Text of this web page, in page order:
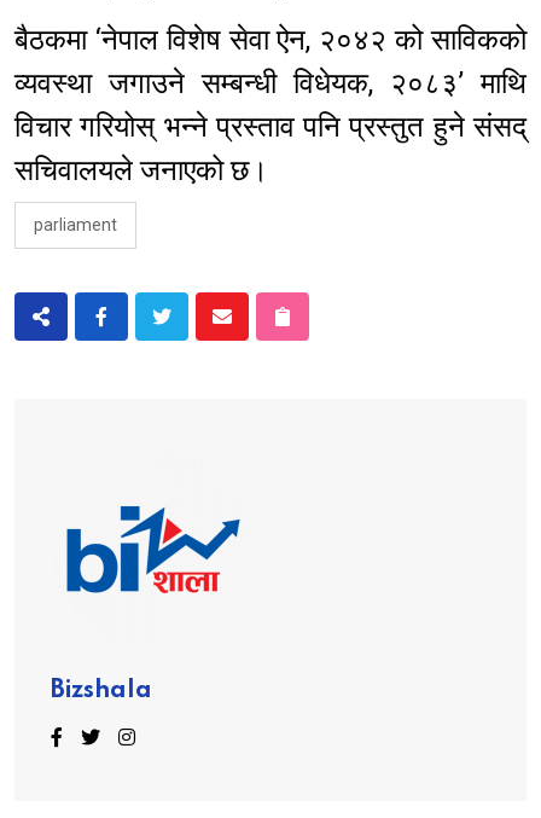
बैठकमा ‘नेपाल विशेष सेवा ऐन, २०४२ को साविकको
व्यवस्था जगाउने सम्बन्धी विधेयक, २०८३’ माथि
विचार गरियोस् भन्ने प्रस्ताव पनि प्रस्तुत हुने संसद्
सचिवालयले जनाएको छ।
parliament
Bizshala